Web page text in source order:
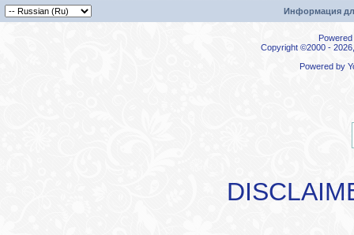
Информация
Copyright ©2000 -
Powered by